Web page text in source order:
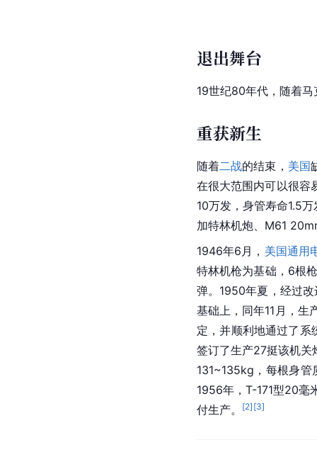
退出舞台
19世纪80年代，随着
重获新生
随着二战的结束， 美国
在很大范围内可以很容
10万发，身管寿命1.5
加特林机炮、M61
1946年6月， 美国通用
特林机枪为基础，6根
弹。1950年夏，经过
基础上，同年11月，
定，并顺利地通过了系
签订了生产27挺该机
131~135kg，每根身
1956年，T-171型20毫
付生产。
[2] [3]